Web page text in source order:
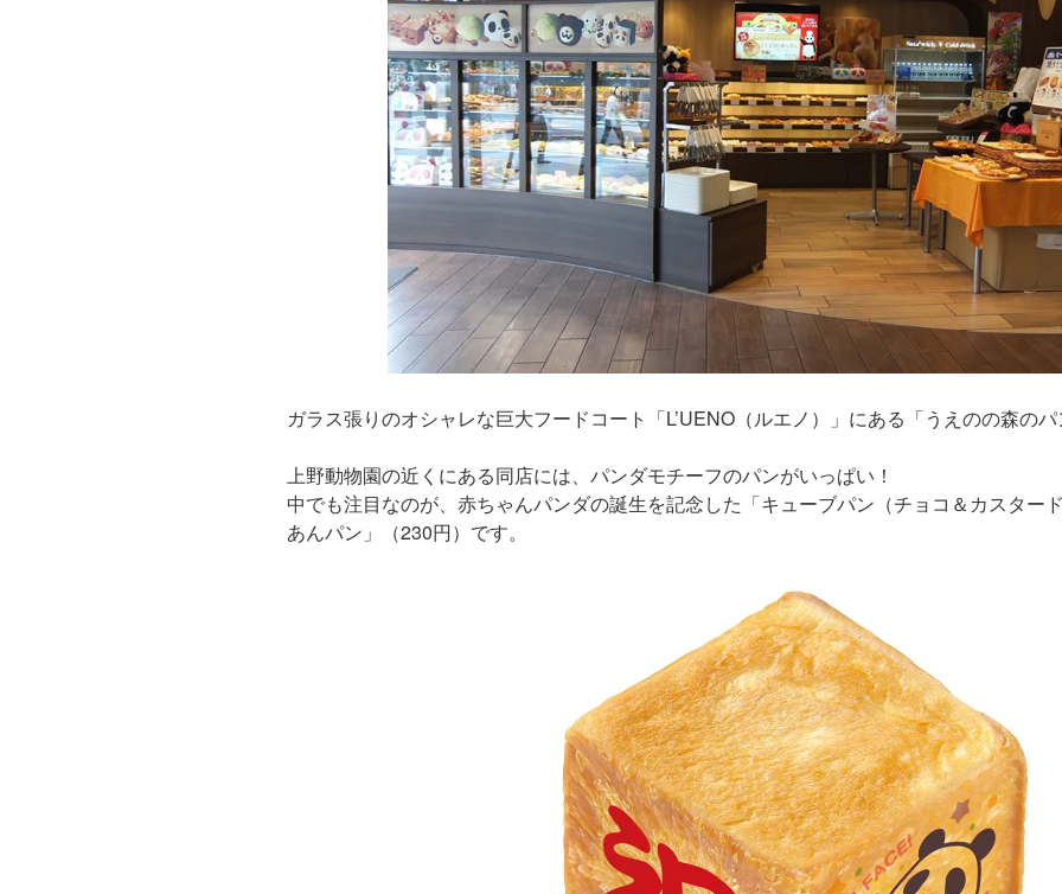
ガラス張りのオシャレな巨大フードコート「L’UENO（ルエノ）」にある「うえのの森のパ
上野動物園の近くにある同店には、パンダモチーフのパンがいっぱい！
中でも注目なのが、赤ちゃんパンダの誕生を記念した「キューブパン（チョコ＆カスター
あんパン」（230円）です。